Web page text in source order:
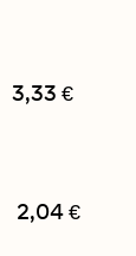
3,33 €
2,04 €